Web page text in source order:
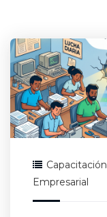
Capacitación
Empresarial